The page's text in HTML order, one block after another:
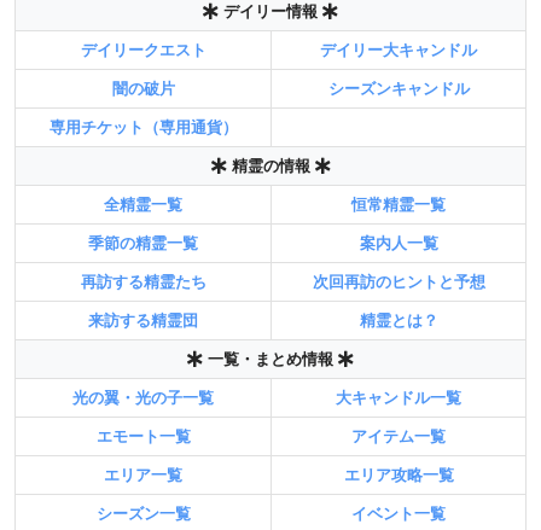
デイリー情報
デイリークエスト デイリー大キャンドル
闇の破片 シーズンキャンドル
専用チケット（専用通貨）
精霊の情報
全精霊一覧 恒常精霊一覧
季節の精霊一覧 案内人一覧
再訪する精霊たち 次回再訪のヒントと予想
来訪する精霊団 精霊とは？
一覧・まとめ情報
光の翼・光の子一覧 大キャンドル一覧
エモート一覧 アイテム一覧
エリア一覧 エリア攻略一覧
シーズン一覧 イベント一覧